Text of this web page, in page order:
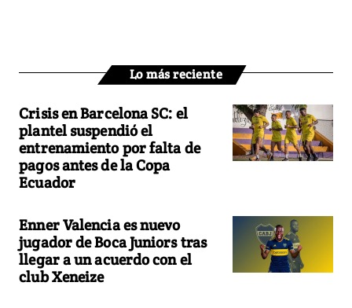
Lo más reciente
Crisis en Barcelona SC: el
plantel suspendió el
entrenamiento por falta de
pagos antes de la Copa
Ecuador
Enner Valencia es nuevo
jugador de Boca Juniors tras
llegar a un acuerdo con el
club Xeneize